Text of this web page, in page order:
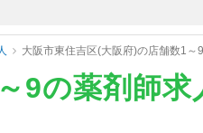
大阪市東住吉区(大阪府)の店舗数1
9の薬剤師求